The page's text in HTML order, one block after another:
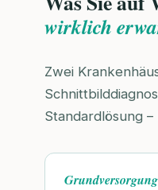
wirklich
Zwei
Standardlösung
Grundversorgung